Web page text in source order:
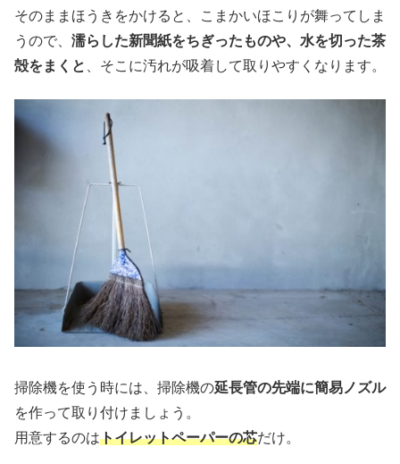
そのままほうきをかけると、こまかいほこりが舞ってしま
うので、 濡らした新聞紙をちぎったものや、水を切った茶
殻をまくと
、そこに汚れが吸着して取りやすくなります。
掃除機を使う時には、掃除機の延長管の先端に簡易ノズル
を作って取り付けましょう。
用意するのはトイレットペーパーの芯だけ。